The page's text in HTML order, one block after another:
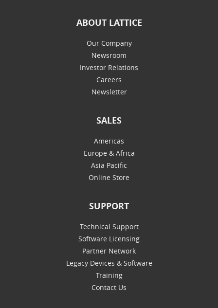
ABOUT LATTICE
Our Company
Newsroom
Investor Relations
Careers
Newsletter
SALES
Americas
Europe & Africa
Asia Pacific
Online Store
SUPPORT
Technical Support
Software Licensing
Partner Network
Legacy Devices & Software
Training
Contact Us